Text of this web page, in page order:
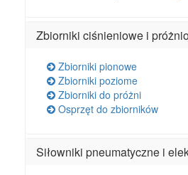
Zbiorniki ciśnieniowe i
Zbiorniki pionowe
Zbiorniki poziome
Zbiorniki do próżni
Osprzęt do zbiorników
Siłowniki pneumatyczne i